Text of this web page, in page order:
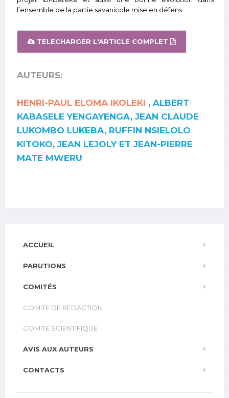
l’ensemble de la partie savanicole mise en défens.
TELECHARGER L'ARTICLE COMPLET
AUTEURS:
HENRI-PAUL ELOMA IKOLEKI , ALBERT
KABASELE YENGAYENGA, JEAN CLAUDE
LUKOMBO LUKEBA, RUFFIN NSIELOLO
KITOKO, JEAN LEJOLY ET JEAN-PIERRE
MATE MWERU
ACCUEIL
PARUTIONS
COMITÉS
COMITE DE REDACTION
COMITE SCIENTIFIQUE
AVIS AUX AUTEURS
CONTACTS